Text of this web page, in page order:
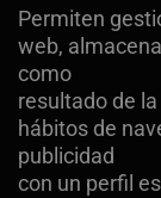
Permiten
web,
como
resultado de
hábitos de
publicidad
con un perfil